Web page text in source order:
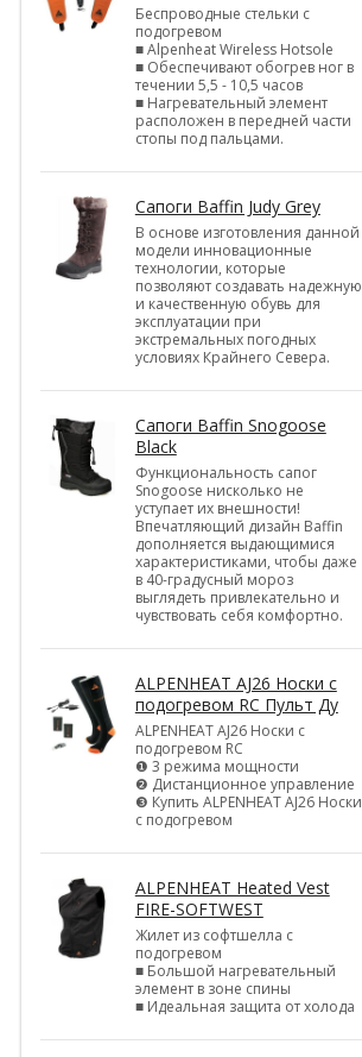
Беспроводные стельки с
подогревом
■ Alpenheat Wireless Hotsole
■ Обеспечивают обогрев ног в
течении 5,5 - 10,5 часов
■ Нагревательный элемент
расположен в передней части
стопы под пальцами.
Сапоги Baffin Judy Grey
В основе изготовления данной
модели инновационные
технологии, которые
позволяют создавать надежную
и качественную обувь для
эксплуатации при
экстремальных погодных
условиях Крайнего Севера.
Сапоги Baffin Snogoose
Black
Функциональность сапог
Snogoose нисколько не
уступает их внешности!
Впечатляющий дизайн Baffin
дополняется выдающимися
характеристиками, чтобы даже
в 40-градусный мороз
выглядеть привлекательно и
чувствовать себя комфортно.
ALPENHEAT AJ26 Носки с
подогревом RC Пульт Ду
ALPENHEAT AJ26 Носки с
подогревом RC
❶ 3 режима мощности
❷ Дистанционное управление
❸ Купить ALPENHEAT AJ26 Носки
с подогревом
ALPENHEAT Heated Vest
FIRE-SOFTWEST
Жилет из софтшелла с
подогревом
■ Большой нагревательный
элемент в зоне спины
■ Идеальная защита от холода